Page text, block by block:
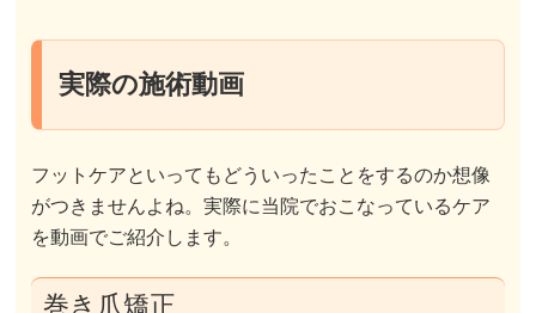
実際の施術動画
フットケアといってもどういったことをするのか想像
がつきませんよね。実際に当院でおこなっているケア
を動画でご紹介します。
巻き爪矯正